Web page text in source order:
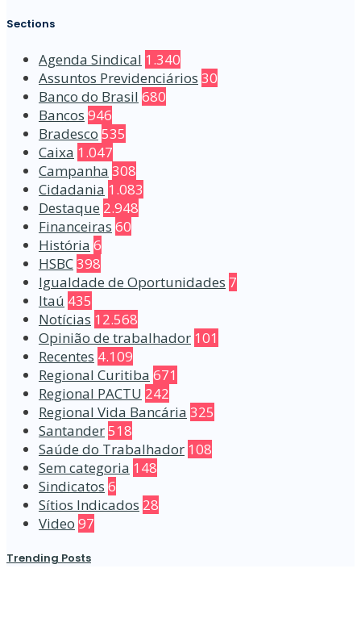
Sections
Agenda Sindical 1.340
Assuntos Previdenciários 30
Banco do Brasil 680
Bancos 946
Bradesco 535
Caixa 1.047
Campanha 308
Cidadania 1.083
Destaque 2.948
Financeiras 60
História 6
HSBC398
Igualdade de Oportunidades 7
Itaú 435
Notícias 12.568
Opinião de trabalhador 101
Recentes 4.109
Regional Curitiba 671
Regional PACTU 242
Regional Vida Bancária 325
Santander518
Saúde do Trabalhador 108
Sem categoria 148
Sindicatos 6
Sítios Indicados 28
Video 97
Trending Posts